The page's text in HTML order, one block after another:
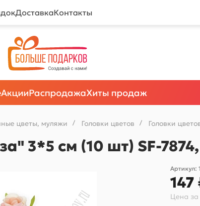
ДоставкаКонтакты
АкцииРаспродажаХиты продаж
цветы, муляжи / Головки цветов / Головки
3*5 см (10 шт) SF-
Артикул:
Цена